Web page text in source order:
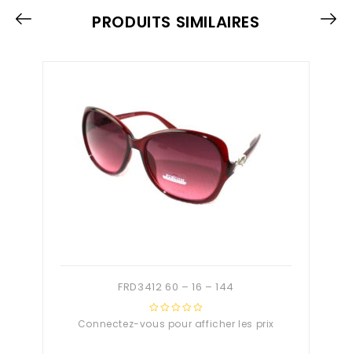
PRODUITS SIMILAIRES
FRD3412 60 – 16 – 144
0
Connectez-vous pour afficher les prix